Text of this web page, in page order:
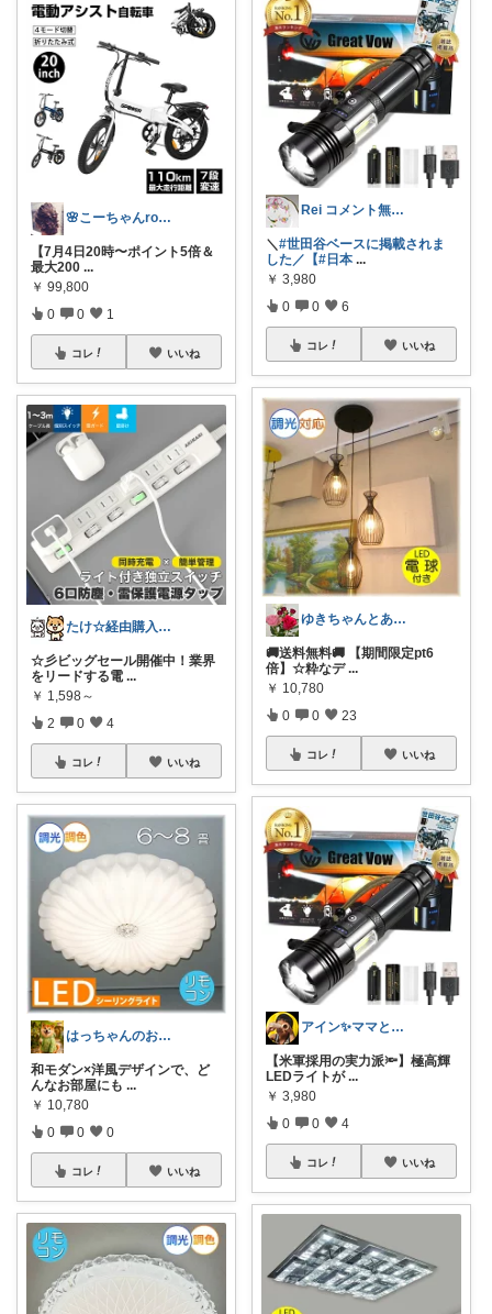
🌸こーちゃんroom🌸
【7月4日20時〜ポイント5倍＆
最大200 ...
￥ 99,800
0 0 1
コレ いいね
たけ☆経由購入感謝します！ありがとう！☆
☆彡ビッグセール開催中！業界
をリードする電 ...
￥ 1,598～
2 0 4
コレ いいね
はっちゃんのお店😋
和モダン×洋風デザインで、ど
んなお部屋にも ...
￥ 10,780
0 0 0
コレ いいね
Rei コメント無く経由購入します♪
＼#世田谷ベースに掲載されま
した／【#日本 ...
￥ 3,980
0 0 6
コレ いいね
ゆきちゃんとあそぼう経由購入🙇‍♀️✨
🚚送料無料🚚 【期間限定pt6
倍】☆粋なデ ...
￥ 10,780
0 0 23
コレ いいね
アイン✨ママと子供と食べ物と🍭
【米軍採用の実力派🔦】極高輝
LEDライトが ...
￥ 3,980
0 0 4
コレ いいね